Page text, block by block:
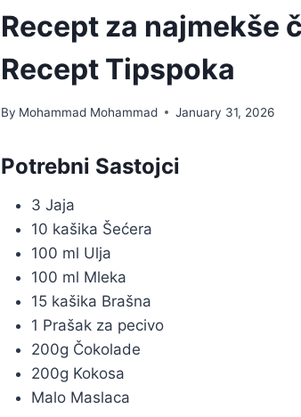
Recept za najmekše
Recept Tipspoka
By Mohammad Mohammad January 31, 2026
Potrebni Sastojci
3 Jaja
10 kašika Šećera
100 ml Ulja
100 ml Mleka
15 kašika Brašna
1 Prašak za pecivo
200g Čokolade
200g Kokosa
Malo Maslaca